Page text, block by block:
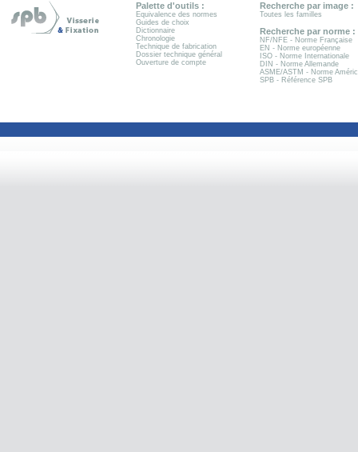
Palette d'outils :
Equivalence des normes
Guides de choix
Dictionnaire
Chronologie
Technique de fabrication
Dossier technique général
Ouverture de compte
Recherche par image :
Toutes les familles
Recherche par norme :
NF/NFE - Norme Française
EN - Norme européenne
ISO - Norme Internationale
DIN - Norme Allemande
ASME/ASTM - Norme
SPB - Référence SPB